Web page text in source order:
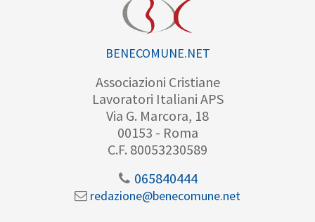
BENECOMUNE.NET
Associazioni Cristiane
Lavoratori Italiani APS
Via G. Marcora, 18
00153 - Roma
C.F. 80053230589
065840444
redazione@benecomune.net